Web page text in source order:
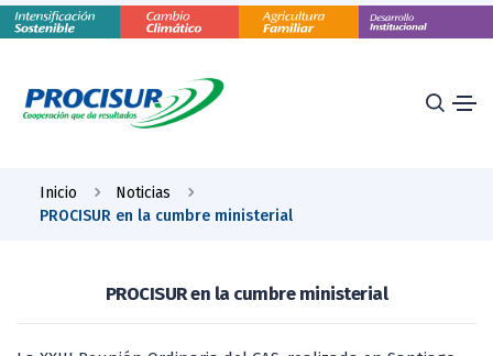
Inicio
Noticias
PROCISUR en la cumbre ministerial
PROCISUR en la cumbre ministerial